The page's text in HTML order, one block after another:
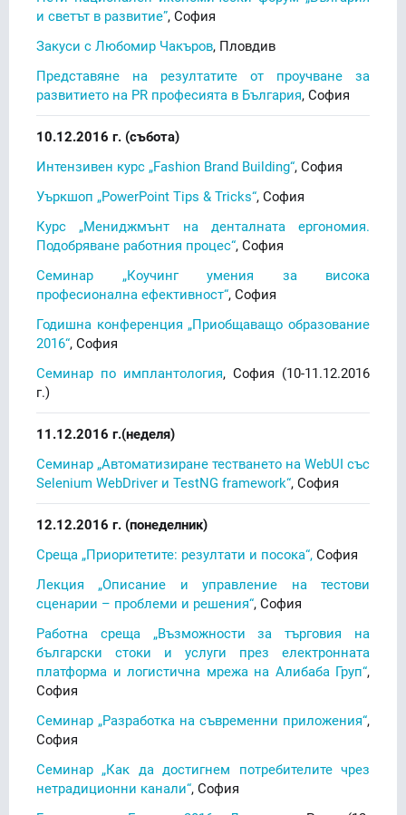
и светът в развитие”, София
Закуси с Любомир Чакъров, Пловдив
Представяне на резултатите от проучване за
развитието на PR професията в България, София
10.12.2016 г. (събота)
Интензивен курс „Fashion Brand Building“, София
Уъркшоп „PowerPoint Tips & Tricks“, София
Курс „Мениджмънт на денталната ергономия.
Подобряване работния процес“, София
Семинар „Коучинг умения за висока
професионална ефективност“, София
Годишна конференция „Приобщаващо образование
2016“, София
Семинар по имплантология, София (10-11.12.2016
г.)
11.12.2016 г.(неделя)
Семинар „Автоматизиране тестването на WebUI със
Selenium WebDriver и TestNG framework“, София
12.12.2016 г. (понеделник)
Среща „Приоритетите: резултати и посока“, София
Лекция „Описание и управление на тестови
сценарии – проблеми и решения“, София
Работна среща „Възможности за търговия на
български стоки и услуги през електронната
платформа и логистична мрежа на Алибаба Груп“,
София
Семинар „Разработка на съвременни приложения“,
София
Семинар „Как да достигнем потребителите чрез
нетрадиционни канали“, София